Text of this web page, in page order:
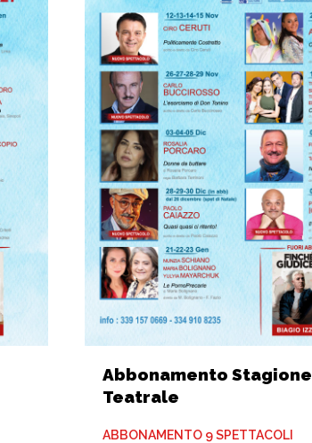
Abbonamento Stagione
Teatrale
ABBONAMENTO 9 SPETTACOLI